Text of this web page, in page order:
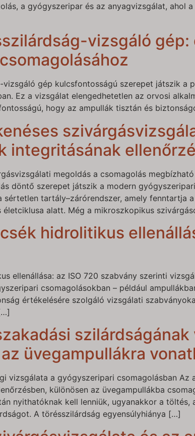
a gyógyszeripar és az anyagvizsgálat,
vizsgáló
gép kulcsfontosságú szerepet játszik a
Ez a vizsgálat elengedhetetlen az orvosi
hogy az ampullák tisztán és
integritásának
megoldás a csomagolás
döntő szerepet játszik a modern
sértetlen tartály–zárórendszer, amely
alatt. Még a mikroszkopikus
hidrolitikus
ellenállása: az ISO 720 szabvány szerinti
csomagolásokban – például
értékelésére szolgáló vizsgálati
üvegampullákra
vizsgálata a gyógyszeripari csomagolásban
különösen az üvegampullákba
nyithatóknak kell lenniük, ugyanakkor a
A törésszilárdság egyensúlyhiánya […]